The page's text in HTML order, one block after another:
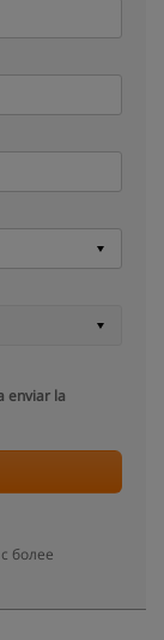
enviar la
более